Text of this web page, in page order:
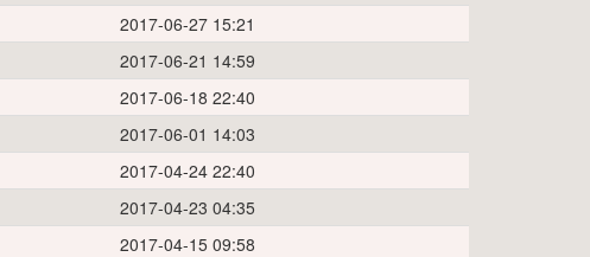
2017-06-27 15:21
2017-06-21 14:59
2017-06-18 22:40
2017-06-01 14:03
2017-04-24 22:40
2017-04-23 04:35
2017-04-15 09:58